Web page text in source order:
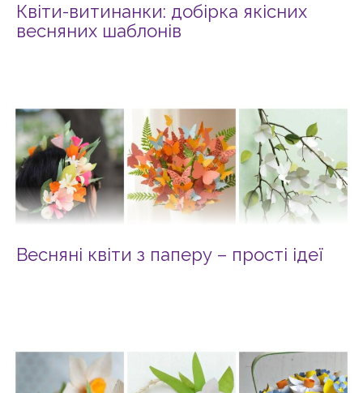
Квіти-витинанки: добірка якісних
весняних шаблонів
Весняні квіти з паперу – прості ідеї